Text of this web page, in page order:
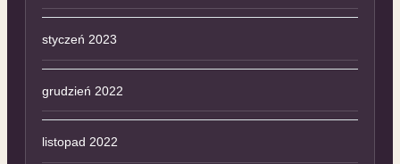
styczeń 2023
grudzień 2022
listopad 2022